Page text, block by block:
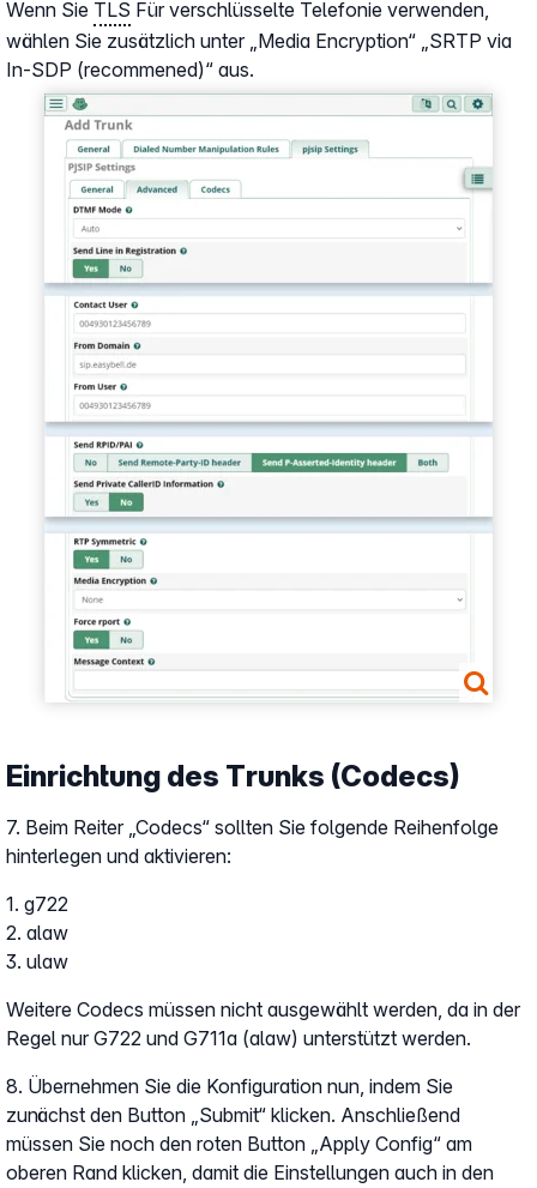
Wenn Sie TLS Für verschlüsselte Telefonie verwenden,
wählen Sie zusätzlich unter „Media Encryption“ „SRTP via
In-SDP (recommened)“ aus.
Show larger version
Einrichtung des Trunks (Codecs)
7. Beim Reiter „Codecs“ sollten Sie folgende Reihenfolge
hinterlegen und aktivieren:
1. g722
2. alaw
3. ulaw
Weitere Codecs müssen nicht ausgewählt werden, da in der
Regel nur G722 und G711a (alaw) unterstützt werden.
8. Übernehmen Sie die Konfiguration nun, indem Sie
zunächst den Button „Submit“ klicken. Anschließend
müssen Sie noch den roten Button „Apply Config“ am
oberen Rand klicken, damit die Einstellungen auch in den